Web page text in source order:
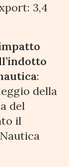
3,4
:
della
del
il